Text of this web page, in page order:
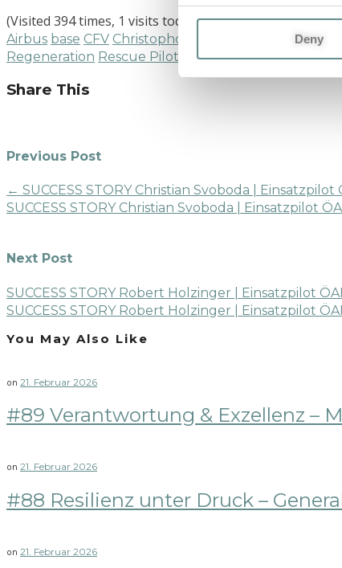
Deny
(Visited 394 times, 1 visits today)
Airbus base CFV Christophorus Einsatzpilot
Regeneration Rescue Pilot resilienz
Share This
Previous Post
← SUCCESS STORY Christian Svoboda |
SUCCESS STORY Christian Svoboda | Einsatzpilot
Next Post
SUCCESS STORY Robert Holzinger | Einsatzpilot
SUCCESS STORY Robert Holzinger | Einsatzpilot
You May Also Like
on 21. Februar 2026
#89 Verantwortung & Exzellenz –
on 21. Februar 2026
#88 Resilienz unter Druck –
on 21. Februar 2026